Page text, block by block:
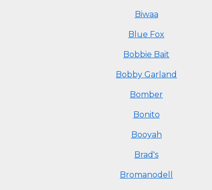
Biwaa
Blue Fox
Bobbie Bait
Bobby Garland
Bomber
Bonito
Booyah
Brad's
Bromanodell